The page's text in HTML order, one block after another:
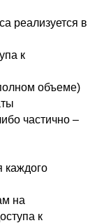
реализуется в
к
объеме)
частично –
каждого
на
к